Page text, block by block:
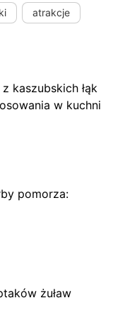
atrakcje
kaszubskich łąk
w kuchni
pomorza:
żuław